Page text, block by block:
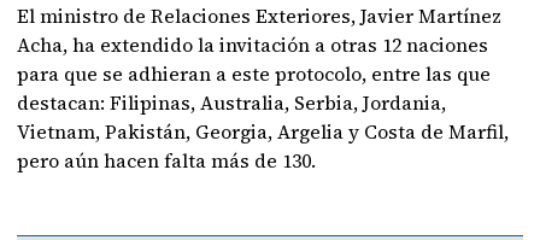
El ministro de Relaciones Exteriores, Javier Martínez
Acha, ha extendido la invitación a otras 12 naciones
para que se adhieran a este protocolo, entre las que
destacan: Filipinas, Australia, Serbia, Jordania,
Vietnam, Pakistán, Georgia, Argelia y Costa de Marfil,
pero aún hacen falta más de 130.